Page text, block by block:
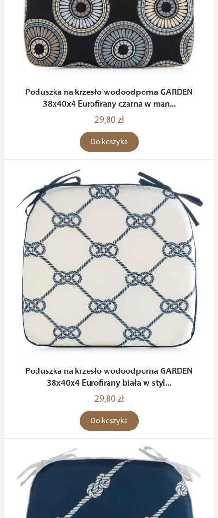
Poduszka na krzesło wodoodporna GARDEN
38x40x4 Eurofirany czarna w man...
29,80 zł
Do koszyka
Poduszka na krzesło wodoodporna GARDEN
38x40x4 Eurofirany biała w styl...
29,80 zł
Do koszyka